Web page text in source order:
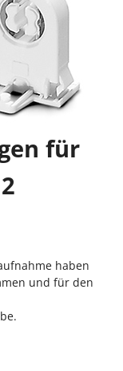
für
haben
und für den